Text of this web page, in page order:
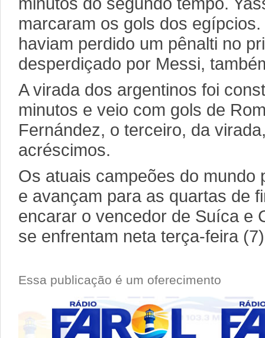
marcaram os gols dos
haviam perdido um pênalti no
desperdiçado por Messi,
A virada dos argentinos foi
minutos e veio com gols de
Fernández, o terceiro, da
acréscimos.
Os atuais campeões do mundo
e avançam para as quartas de
encarar o vencedor de Suíca e
se enfrentam neta terça-feira
Essa publicação é um oferecimento